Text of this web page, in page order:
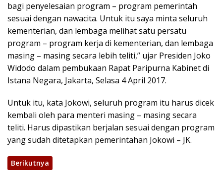
bagi penyelesaian program – program pemerintah
sesuai dengan nawacita. Untuk itu saya minta seluruh
kementerian, dan lembaga melihat satu persatu
program – program kerja di kementerian, dan lembaga
masing – masing secara lebih teliti,” ujar Presiden Joko
Widodo dalam pembukaan Rapat Paripurna Kabinet di
Istana Negara, Jakarta, Selasa 4 April 2017.
Untuk itu, kata Jokowi, seluruh program itu harus dicek
kembali oleh para menteri masing – masing secara
teliti. Harus dipastikan berjalan sesuai dengan program
yang sudah ditetapkan pemerintahan Jokowi – JK.
Berikutnya